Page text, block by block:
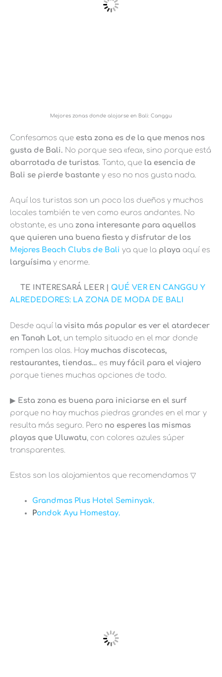
Mejores zonas donde alojarse en Bali: Canggu
Confesamos que esta zona es de la que menos nos
gusta de Bali. No porque sea «fea», sino porque está
abarrotada de turistas. Tanto, que la esencia de
Bali se pierde bastante y eso no nos gusta nada.
Aquí los turistas son un poco los dueños y muchos
locales también te ven como euros andantes. No
obstante, es una zona interesante para aquellos
que quieren una buena fiesta y disfrutar de los
Mejores Beach Clubs de Bali ya que la playa aquí es
larguísima y enorme.
TE INTERESARÁ LEER | QUÉ VER EN CANGGU Y
ALREDEDORES: LA ZONA DE MODA DE BALI
Desde aquí la visita más popular es ver el atardecer
en Tanah Lot, un templo situado en el mar donde
rompen las olas. Hay muchas discotecas,
restaurantes, tiendas… es muy fácil para el viajero
porque tienes muchas opciones de todo.
▶︎ Esta zona es buena para iniciarse en el surf
porque no hay muchas piedras grandes en el mar y
resulta más seguro. Pero no esperes las mismas
playas que Uluwatu, con colores azules súper
transparentes.
Estos son los alojamientos que recomendamos ▽
Grandmas Plus Hotel Seminyak.
Pondok Ayu Homestay.